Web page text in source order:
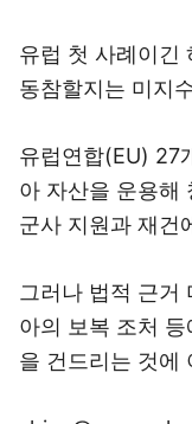
유럽 첫 사례이긴
동참할지는 미지
유럽연합(EU) 27
아 자산을 운용해
군사 지원과 재건
그러나 법적 근거
아의 보복 조처
을 건드리는 것에